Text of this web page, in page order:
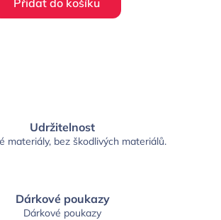
Udržitelnost
materiály, bez škodlivých materiálů.
Dárkové poukazy
Dárkové poukazy